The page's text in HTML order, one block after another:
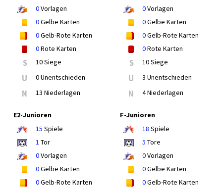
0Vorlagen
0Gelbe Karten
0Gelb-Rote Karten
0Rote Karten
S 10 Siege
U 0 Unentschieden
N 13 Niederlagen
0Vorlagen
0Gelbe Karten
0Gelb-Rote Karten
0Rote Karten
S 10 Siege
U 3 Unentschieden
N 4 Niederlagen
E2-Junioren
15 Spiele
1 Tor
0Vorlagen
0Gelbe Karten
0Gelb-Rote Karten
F-Junioren
18 Spiele
5 Tore
0Vorlagen
0Gelbe Karten
0Gelb-Rote Karten